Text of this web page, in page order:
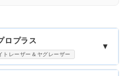
ロプラス
トレーザー＆ヤグレーザー
▼